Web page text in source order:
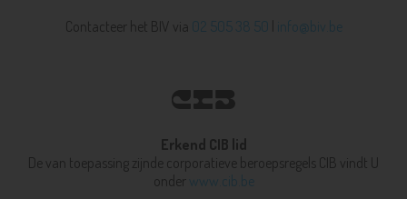
Contacteer het BIV via 02 505 38 50 | info@biv.be
Erkend CIB lid
De van toepassing zijnde corporatieve beroepsregels CIB vindt U
onder www.cib.be